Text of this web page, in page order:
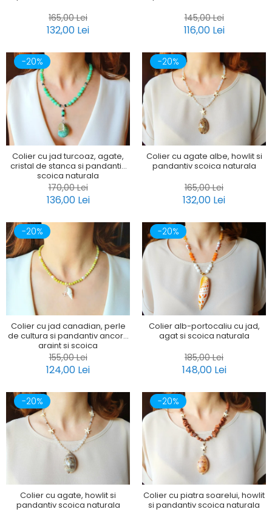
165,00 Lei
132,00 Lei
145,00 Lei
116,00 Lei
-20%
Colier cu jad turcoaz, agate,
cristal de stanca si pandantiv
scoica naturala
170,00 Lei
136,00 Lei
-20%
Colier cu agate albe, howlit si
pandantiv scoica naturala
165,00 Lei
132,00 Lei
-20%
Colier cu jad canadian, perle
de cultura si pandantiv ancora
argint si scoica
155,00 Lei
124,00 Lei
-20%
Colier alb-portocaliu cu jad,
agat si scoica naturala
185,00 Lei
148,00 Lei
-20%
Colier cu agate, howlit si
pandantiv scoica naturala
-20%
Colier cu piatra soarelui, howlit
si pandantiv scoica naturala